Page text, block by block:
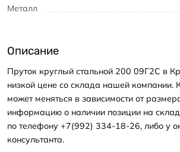
Металл
Описание
Пруток круглый стальной 200 09Г2С в
низкой цене со склада нашей компании.
может меняться в зависимости от
информацию о наличии позиции на
по телефону +7(992) 334-18-26, либо у
консультанта.